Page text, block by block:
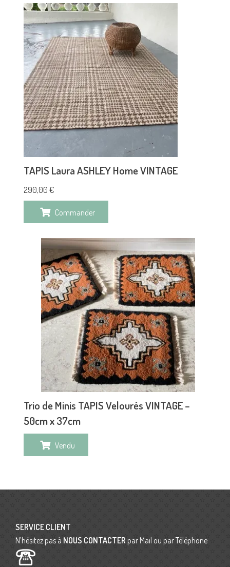
TAPIS Laura ASHLEY Home VINTAGE
290,00 €
Commander
Trio de Minis TAPIS Velourés VINTAGE –
50cm x 37cm
Vendu
SERVICE CLIENT
N’hésitez pas à NOUS CONTACTER par Mail ou par Téléphone